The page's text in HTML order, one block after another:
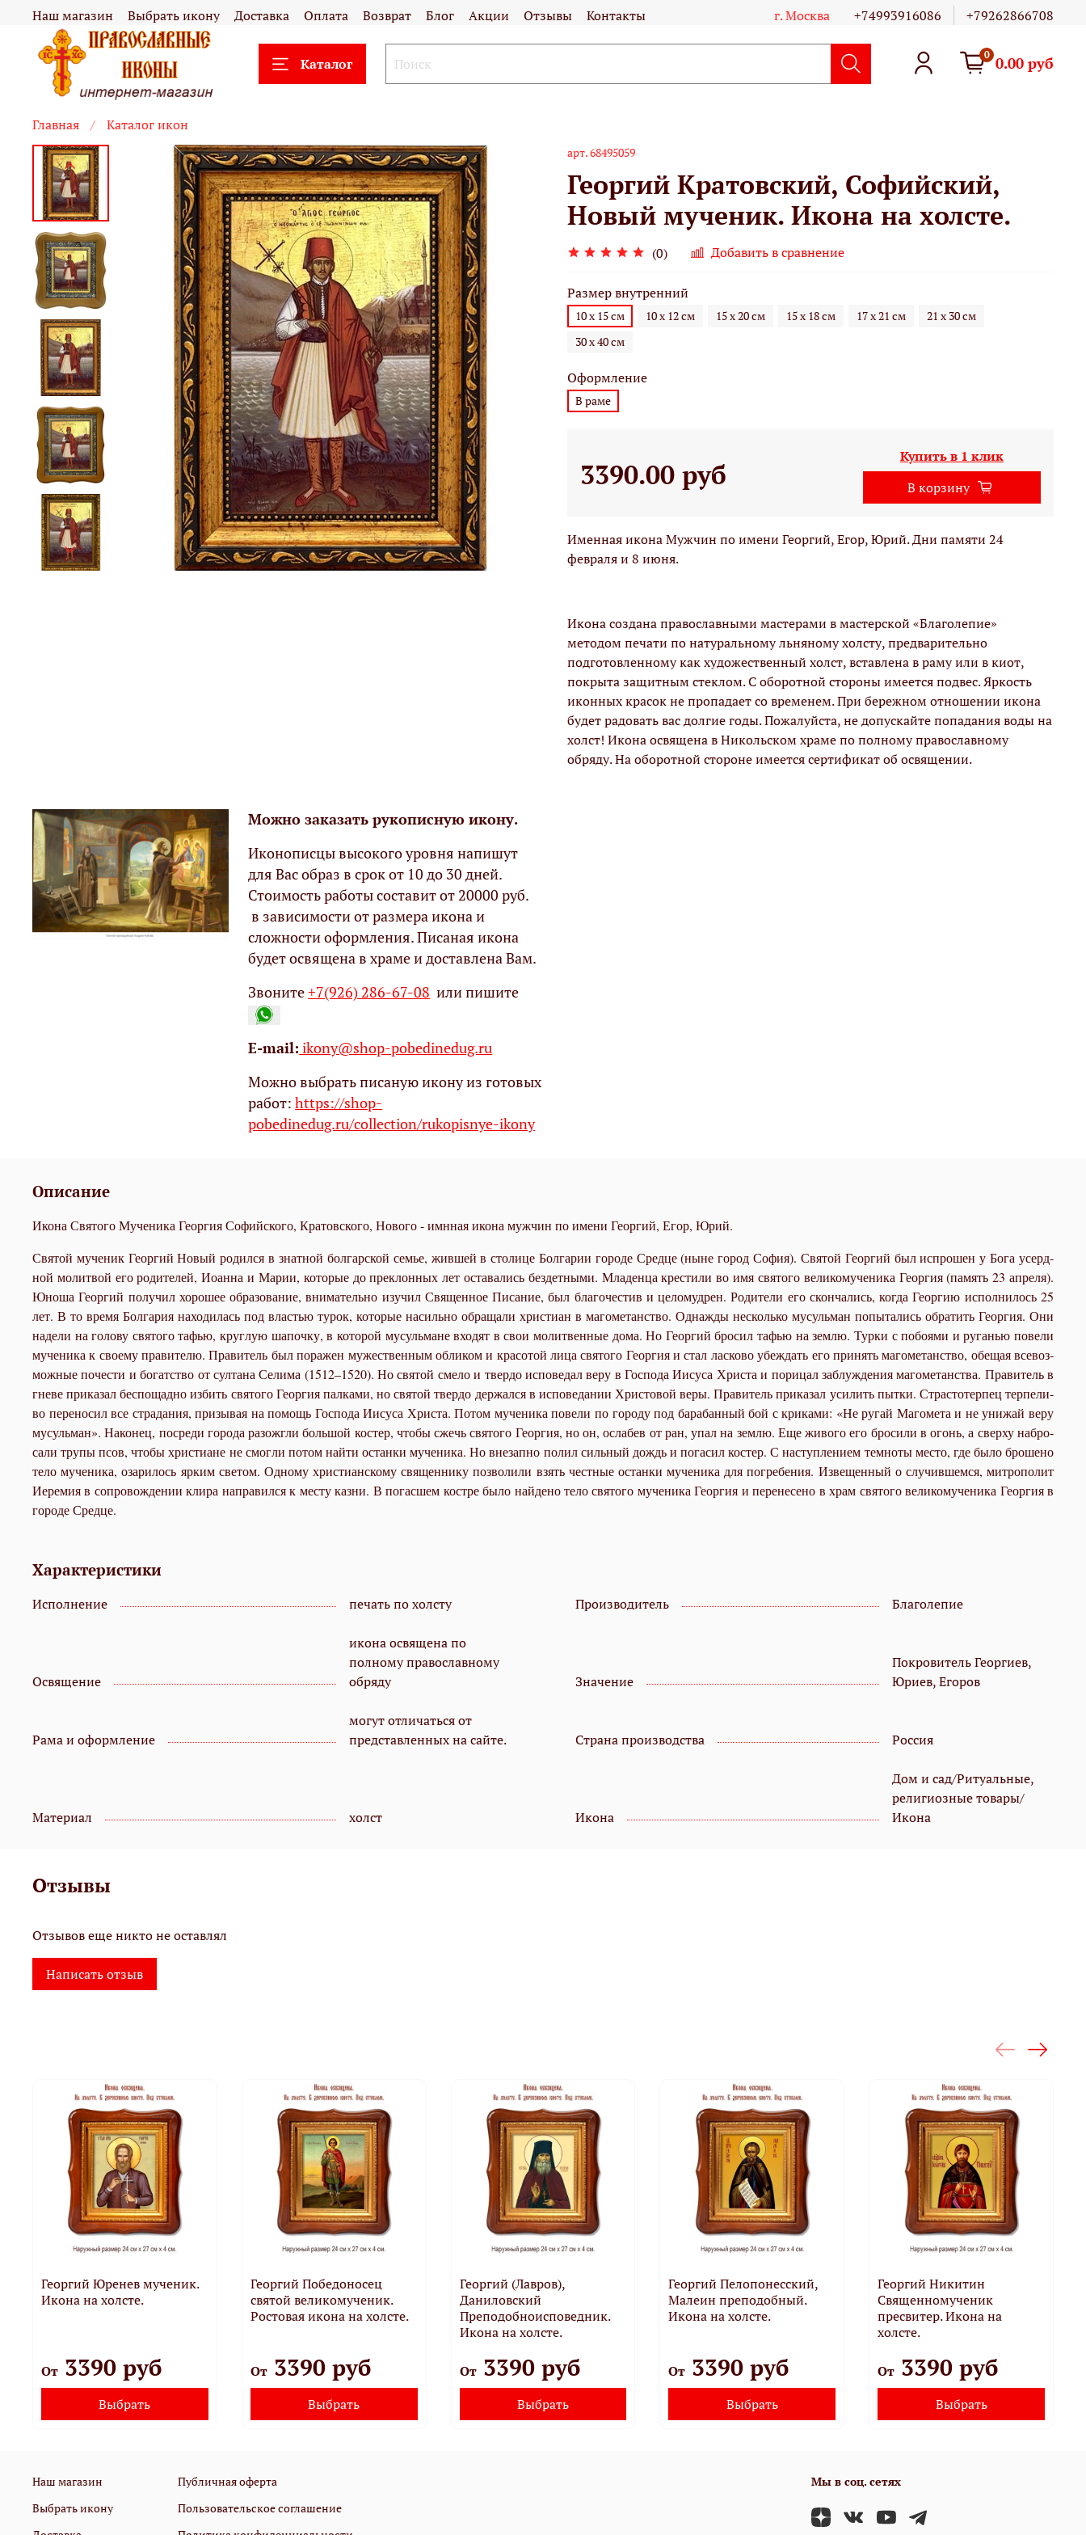
Наш магазин Выбрать икону Доставка Оплата Возврат Блог Акции Отзывы Контакты г. Москва +74993916086 +79262866708
Каталог
0 0.00 руб
Главная Каталог икон
арт.68495059
Георгий Кратовский, Софийский,
Новый мученик. Икона на холсте.
(0) Добавить в сравнение
Размер внутренний
10 х 15 см 10 х 12 см 15 х 20 см 15 х 18 см 17 х 21 см
21 х 30 см
30 х 40 см
Оформление
В раме
3390.00 руб
Купить в 1 клик
В корзину
Именная икона Мужчин по имени Георгий, Егор, Юрий. Дни памяти 24
февраля и 8 июня.
Икона создана православными мастерами в мастерской «Благолепие»
методом печати по натуральному льняному холсту, предварительно
подготовленному как художественный холст, вставлена в раму или в киот,
покрыта защитным стеклом. С оборотной стороны имеется подвес. Яркость
иконных красок не пропадает со временем. При бережном отношении икона
будет радовать вас долгие годы. Пожалуйста, не допускайте попадания воды на
холст! Икона освящена в Никольском храме по полному православному
обряду. На оборотной стороне имеется сертификат об освящении.
Можно заказать рукописную икону.
Иконописцы высокого уровня напишут
для Вас образ в срок от 10 до 30 дней.
Стоимость работы составит от 20000 руб.
в зависимости от размера икона и
сложности оформления. Писаная икона
будет освящена в храме и доставлена Вам.
Звоните+7(926) 286-67-08 или пишите
Е-mail: ikony@shop-pobedinedug.ru
Можно выбрать писаную икону из готовых
работ:https://shop-
pobedinedug.ru/collection/rukopisnye-ikony
Описание
Икона Святого Мученика Георгия Софийского, Кратовского, Нового - имнная икона мужчин по имени Георгий, Егор, Юрий.
Свя­той му­че­ник Ге­ор­гий Но­вый ро­дил­ся в знат­ной бол­гар­ской се­мье, жив­шей в сто­ли­це Бол­га­рии го­ро­де Сред­це (ныне го­род Со­фия). Свя­той Ге­ор­гий был ис­про­шен у Бо­га усерд­
ной мо­лит­вой его ро­ди­те­лей, Иоан­на и Ма­рии, ко­то­рые до пре­клон­ных лет оста­ва­лись без­дет­ны­ми. Мла­ден­ца кре­сти­ли во имя свя­то­го ве­ли­ко­му­че­ни­ка Ге­ор­гия (па­мять 23 ап­ре­ля).
Юно­ша Ге­ор­гий по­лу­чил хо­ро­шее об­ра­зо­ва­ние, вни­ма­тель­но изу­чил Свя­щен­ное Пи­са­ние, был бла­го­че­стив и це­ло­муд­рен. Ро­ди­те­ли его скон­ча­лись, ко­гда Ге­ор­гию ис­пол­ни­лось 25
лет. В то вре­мя Бол­га­рия на­хо­ди­лась под вла­стью ту­рок, ко­то­рые на­силь­но об­ра­ща­ли хри­сти­ан в ма­го­ме­тан­ство. Од­на­жды несколь­ко му­суль­ман по­пы­та­лись об­ра­тить Ге­ор­гия. Они
на­де­ли на го­ло­ву свя­то­го та­фью, круг­лую ша­поч­ку, в ко­то­рой му­суль­мане вхо­дят в свои мо­лит­вен­ные до­ма. Но Ге­ор­гий бро­сил та­фью на зем­лю. Тур­ки с по­бо­я­ми и ру­га­нью по­ве­ли
му­че­ни­ка к сво­е­му пра­ви­те­лю. Пра­ви­тель был по­ра­жен му­же­ствен­ным об­ли­ком и кра­со­той ли­ца свя­то­го Ге­ор­гия и стал лас­ко­во убеж­дать его при­нять ма­го­ме­тан­ство, обе­щая все­воз­
мож­ные по­че­сти и бо­гат­ство от сул­та­на Се­ли­ма (1512–1520). Но свя­той сме­ло и твер­до ис­по­ве­дал ве­ру в Гос­по­да Иису­са Хри­ста и по­ри­цал за­блуж­де­ния ма­го­ме­тан­ства. Пра­ви­тель в
гне­ве при­ка­зал бес­по­щад­но из­бить свя­то­го Ге­ор­гия пал­ка­ми, но свя­той твер­до дер­жал­ся в ис­по­ве­да­нии Хри­сто­вой ве­ры. Пра­ви­тель при­ка­зал уси­лить пыт­ки. Стра­сто­тер­пец тер­пе­ли­
во пе­ре­но­сил все стра­да­ния, при­зы­вая на по­мощь Гос­по­да Иису­са Хри­ста. По­том му­че­ни­ка по­ве­ли по го­ро­ду под ба­ра­бан­ный бой с кри­ка­ми: «Не ру­гай Ма­го­ме­та и не уни­жай ве­ру
му­суль­ман». На­ко­нец, по­сре­ди го­ро­да разо­жгли боль­шой ко­стер, чтобы сжечь свя­то­го Ге­ор­гия, но он, осла­бев от ран, упал на зем­лю. Еще жи­во­го его бро­си­ли в огонь, а свер­ху на­бро­
са­ли тру­пы псов, чтобы хри­сти­ане не смог­ли по­том най­ти остан­ки му­че­ни­ка. Но вне­зап­но по­лил силь­ный дождь и по­га­сил ко­стер. С на­ступ­ле­ни­ем тем­но­ты ме­сто, где бы­ло бро­ше­но
те­ло му­че­ни­ка, оза­ри­лось яр­ким све­том. Од­но­му хри­сти­ан­ско­му свя­щен­ни­ку поз­во­ли­ли взять чест­ные остан­ки му­че­ни­ка для по­гре­бе­ния. Из­ве­щен­ный о слу­чив­шем­ся, мит­ро­по­лит
Иере­мия в со­про­вож­де­нии кли­ра на­пра­вил­ся к ме­сту каз­ни. В по­гас­шем ко­ст­ре бы­ло най­де­но те­ло свя­то­го му­че­ни­ка Ге­ор­гия и пе­ре­не­се­но в храм свя­то­го ве­ли­ко­му­че­ни­ка Ге­ор­гия в
го­ро­де Сред­це.
Характеристики
Исполнение печать по холсту Производитель Благолепие
Освящение
икона освящена по
полному православному
обряду
Значение
Покровитель Георгиев,
Юриев, Егоров
Рама и оформление
могут отличаться от
представленных на сайте.
Страна производства Россия
Материал холст Икона
Дом и сад/Ритуальные,
религиозные товары/
Икона
Отзывы
Отзывов еще никто не оставлял
Написать отзыв
Георгий Юренев мученик.
Икона на холсте.
От 3390 руб
Выбрать
Георгий Победоносец
святой великомученик.
Ростовая икона на холсте.
От3390 руб
Выбрать
Георгий (Лавров),
Даниловский
Преподобноисповедник.
Икона на холсте.
От3390 руб
Выбрать
Георгий Пелопонесский,
Малеин преподобный.
Икона на холсте.
От 3390 руб
Выбрать
Георгий Никитин
Священномученик
пресвитер. Икона на
холсте.
От 3390 руб
Выбрать
Наш магазин
Выбрать икону
Публичная оферта
Пользовательское соглашение
Мы в соц. сетях